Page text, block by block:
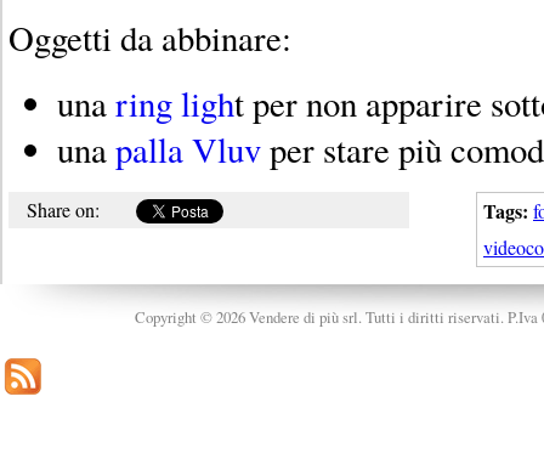
Oggetti da abbinare:
unaring light per non apparire
unapalla Vluvper stare più
Tags:
Share on:
Copyright © 2026 Vendere di più srl. Tutti i diritti riservati. P.Iva